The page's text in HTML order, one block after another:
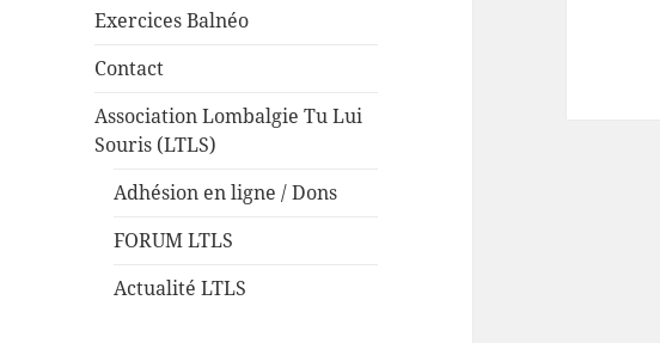
Exercices Balnéo
Contact
Association Lombalgie Tu Lui
Souris (LTLS)
Adhésion en ligne / Dons
FORUM LTLS
Actualité LTLS